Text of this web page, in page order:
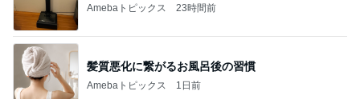
Amebaトピックス 23時間前
髪質悪化に繋がるお風呂後の習慣
Amebaトピックス 1日前